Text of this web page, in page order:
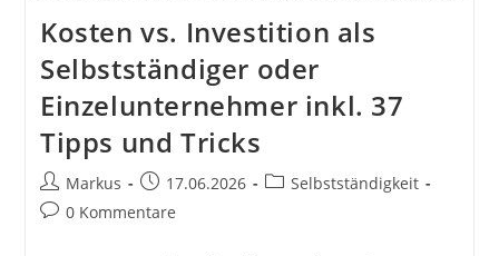
Kosten vs. Investition als
Selbstständiger oder
Einzelunternehmer inkl. 37
Tipps und Tricks
Beitrags-
Autor:
Markus
Beitrag
veröffentlicht:
17.06.2026
Beitrags-
Selbstständigkeit
Beitrags-
0 Kommentare